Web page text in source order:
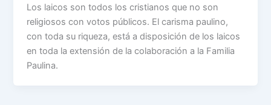
Los laicos son todos los cristianos que no son
religiosos con votos públicos. El carisma paulino,
con toda su riqueza, está a disposición de los laicos
en toda la extensión de la colaboración a la Familia
Paulina.